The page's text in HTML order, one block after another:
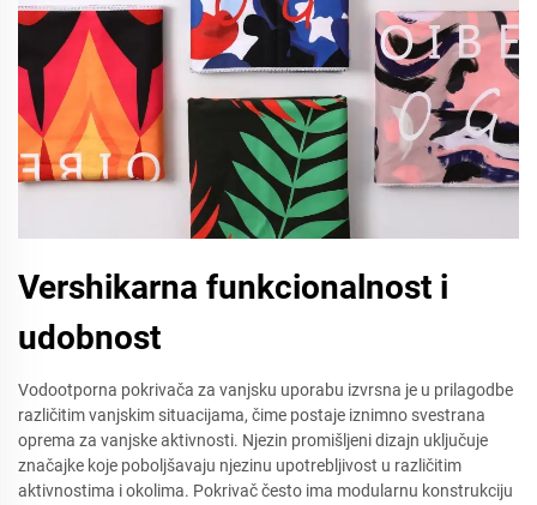
Vershikarna funkcionalnost i
udobnost
Vodootporna pokrivača za vanjsku uporabu izvrsna je u prilagodbe
različitim vanjskim situacijama, čime postaje iznimno svestrana
oprema za vanjske aktivnosti. Njezin promišljeni dizajn uključuje
značajke koje poboljšavaju njezinu upotrebljivost u različitim
aktivnostima i okolima. Pokrivač često ima modularnu konstrukciju